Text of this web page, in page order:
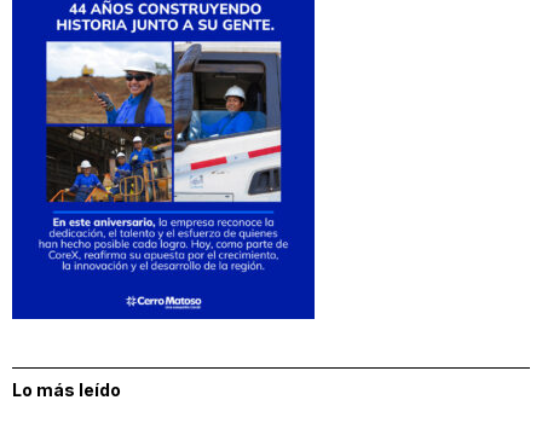
Lo más leído